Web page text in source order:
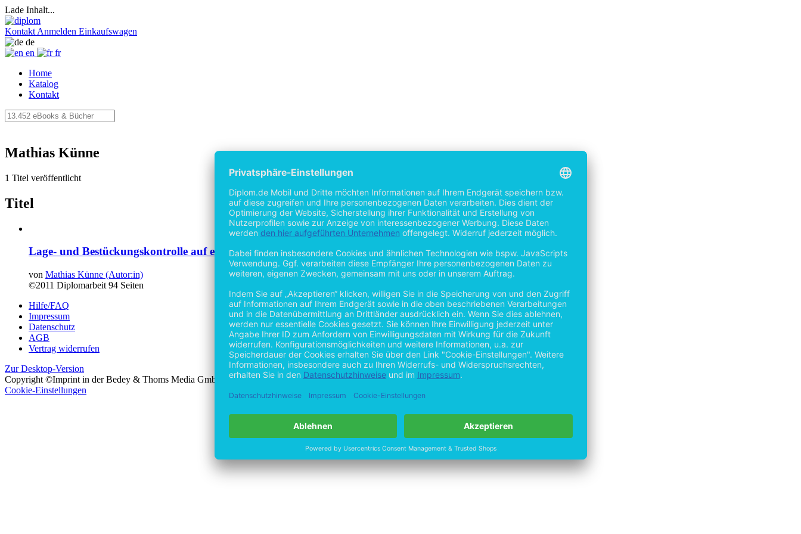
Lade Inhalt...
Kontakt Anmelden Einkaufswagen
de
en
fr
Home
Katalog
Kontakt
Mathias Künne
1 Titel veröffentlicht
Titel
Lage- und Bestückungskontrolle auf einem Montage-Transfersystem mit einem Vision-Sensor
von Mathias Künne (Autor:in)
©2011 Diplomarbeit 94 Seiten
Hilfe/FAQ
Impressum
Datenschutz
AGB
Vertrag widerrufen
Zur Desktop-Version
Copyright ©Imprint in der Bedey & Thoms Media GmbH
powered byOpen Publishing
Cookie-Einstellungen